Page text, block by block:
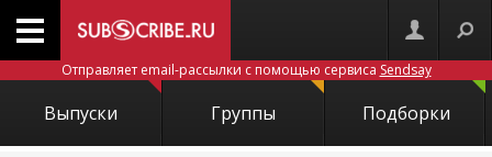
Отправляет email-рассылки с помощью сервиса Sendsay
Выпуски Группы Подборки